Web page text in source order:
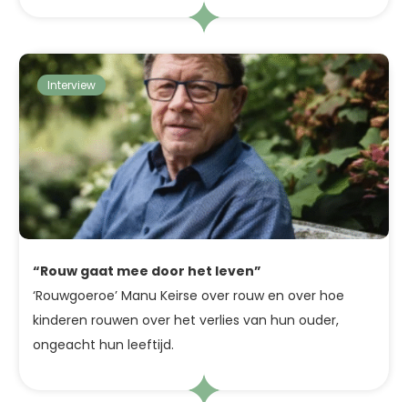
Interview
“Rouw gaat mee door het leven”
‘Rouwgoeroe’ Manu Keirse over rouw en over hoe
kinderen rouwen over het verlies van hun ouder,
ongeacht hun leeftijd.